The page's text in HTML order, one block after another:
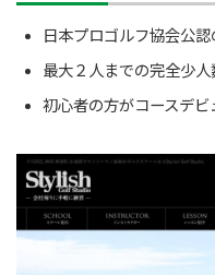
日本プロゴルフ協会公
最大２人までの完全少人
初心者の方がコースデ